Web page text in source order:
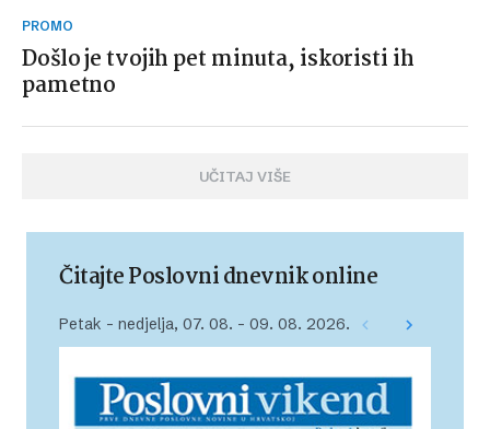
PROMO
Došlo je tvojih pet minuta, iskoristi ih
pametno
UČITAJ VIŠE
Čitajte Poslovni dnevnik online
Petak – nedjelja, 07. 08. – 09. 08. 2026.